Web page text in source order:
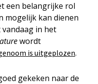
een belangrijke rol
mogelijk kan dienen
in het
wordt
is uitgeplozen.
gekeken naar de